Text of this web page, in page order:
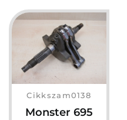
Cikkszam0138
Monster 695